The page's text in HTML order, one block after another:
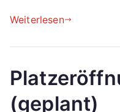
Weiterlesen
(geplant)